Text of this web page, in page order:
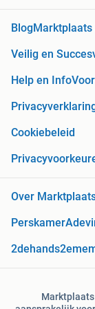
Blog
Veilig en
Help en Info
Cookiebeleid
Over
Perskamer
2dehands